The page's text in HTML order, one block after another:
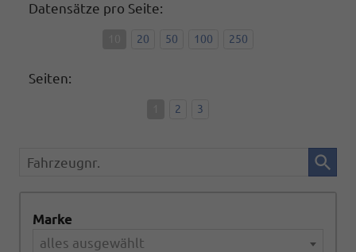
Datensätze pro Seite:
20 50 100 250
Seiten:
2 3
Fahrzeugnr.
Marke
alles ausgewählt